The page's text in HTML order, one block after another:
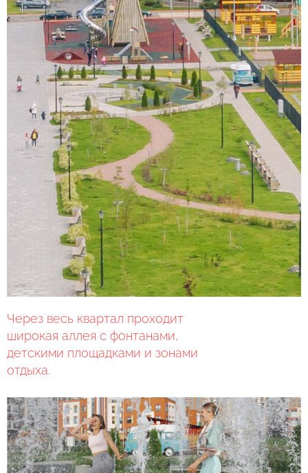
Через весь квартал проходит
широкая аллея с фонтанами,
детскими площадками и зонами
отдыха.